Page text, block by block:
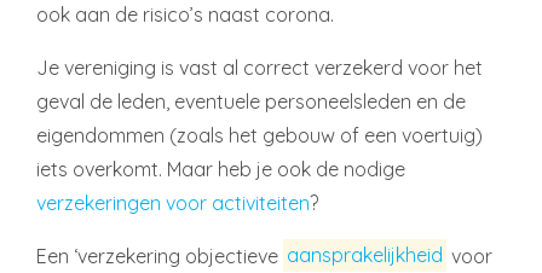
ook aan de risico’s naast corona.
Je vereniging is vast al correct verzekerd voor het
geval de leden, eventuele personeelsleden en de
eigendommen (zoals het gebouw of een voertuig)
iets overkomt. Maar heb je ook de nodige
verzekeringen voor activiteiten?
Een ‘verzekering objectieve aansprakelijkheid voor